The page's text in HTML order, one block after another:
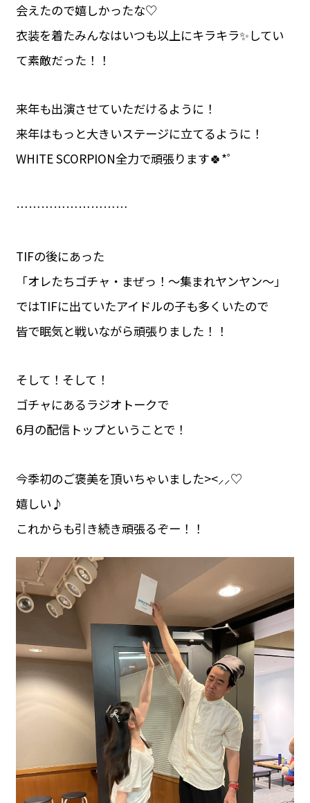
会えたので嬉しかったな♡
衣装を着たみんなはいつも以上にキラキラ✨してい
て素敵だった！！
来年も出演させていただけるように！
来年はもっと大きいステージに立てるように！
WHITE SCORPION全力で頑張ります🍀*゜
………………………
TIFの後にあった
「オレたちゴチャ・まぜっ！〜集まれヤンヤン〜」
ではTIFに出ていたアイドルの子も多くいたので
皆で眠気と戦いながら頑張りました！！
そして！そして！
ゴチャにあるラジオトークで
6月の配信トップということで！
今季初のご褒美を頂いちゃいました><⸝⸝♡
嬉しい♪
これからも引き続き頑張るぞー！！